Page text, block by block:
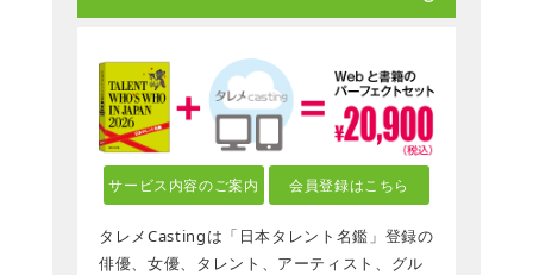
サービス内容のご案内 会員登録はこちら
タレメCastingは「日本タレント名鑑」登録の
俳優、女優、タレント、アーティスト、グル